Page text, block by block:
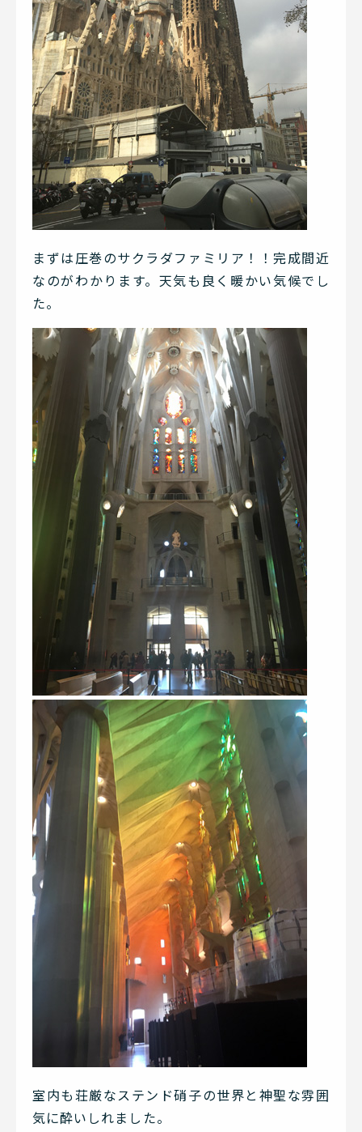
まずは圧巻のサクラダファミリア！！完成間近
なのがわかります。天気も良く暖かい気候でし
た。
室内も荘厳なステンド硝子の世界と神聖な雰囲
気に酔いしれました。